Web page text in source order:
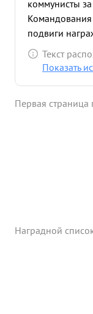
коммунисты
подвиги
наградами
АТОВ не
автоколонна
АТОВ достоен
Текст
Показать
Первая страница
Наградной